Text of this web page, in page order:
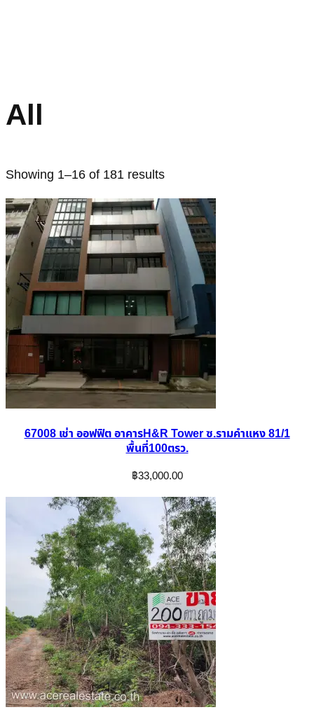
All
Showing 1–16 of 181 results
67008 เช่า ออฟฟิต อาคารH&R Tower ซ.รามคำแหง 81/1
พื้นที่100ตรว.
฿33,000.00